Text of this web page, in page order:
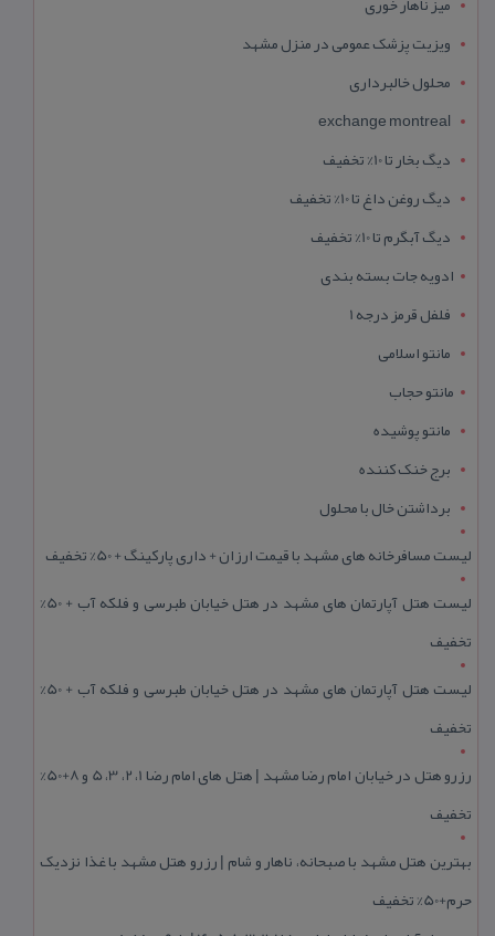
ویزیت پزشک عمومی در منزل مشهد
محلول خالبرداری
exchange montreal
دیگ بخار تا 10% تخفیف
دیگ روغن داغ تا 10% تخفیف
دیگ آبگرم تا 10% تخفیف
ادویه جات بسته بندی
فلفل قرمز درجه 1
مانتو اسلامی
مانتو حجاب
مانتو پوشیده
برج خنک کننده
برداشتن خال با محلول
لیست مسافرخانه های مشهد با قیمت ارزان + داری پارکینگ + 50% تخفیف
لیست هتل آپارتمان های مشهد در هتل خیابان طبرسی و فلکه آب + 50%
تخفیف
لیست هتل آپارتمان های مشهد در هتل خیابان طبرسی و فلکه آب + 50%
تخفیف
رزرو هتل در خیابان امام رضا مشهد | هتل‌ های امام رضا 1، 2، 3، 5 و 8+50%
تخفیف
بهترین هتل مشهد با صبحانه، ناهار و شام | رزرو هتل مشهد با غذا نزدیک
حرم+50% تخفیف